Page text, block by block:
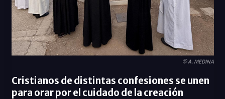
© A. MEDINA
Cristianos de distintas confesiones se unen
para orar por el cuidado de la creación